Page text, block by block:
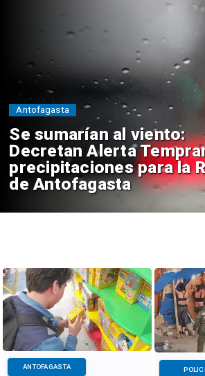
Se sumarían al viento:
Decretan Alerta
precipitaciones para la
de Antofagasta
Antofagasta
ANTOFAGASTA